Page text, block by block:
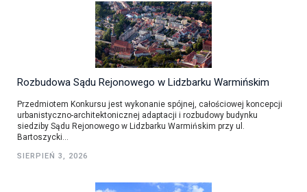
Rozbudowa Sądu Rejonowego w Lidzbarku Warmińskim
Przedmiotem Konkursu jest wykonanie spójnej, całościowej koncepcji
urbanistyczno-architektonicznej adaptacji i rozbudowy budynku
siedziby Sądu Rejonowego w Lidzbarku Warmińskim przy ul.
Bartoszycki...
SIERPIEŃ 3, 2026